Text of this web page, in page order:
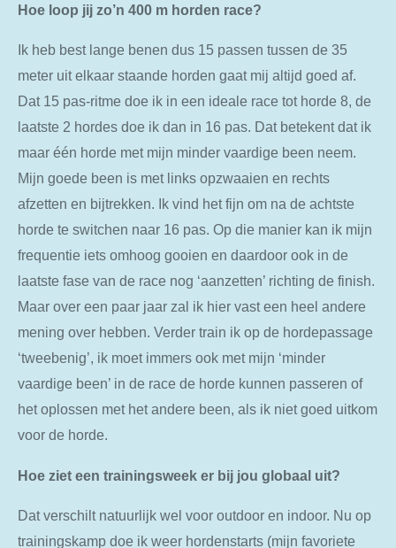
Hoe loop jij zo’n 400 m horden race?
Ik heb best lange benen dus 15 passen tussen de 35
meter uit elkaar staande horden gaat mij altijd goed af.
Dat 15 pas-ritme doe ik in een ideale race tot horde 8, de
laatste 2 hordes doe ik dan in 16 pas. Dat betekent dat ik
maar één horde met mijn minder vaardige been neem.
Mijn goede been is met links opzwaaien en rechts
afzetten en bijtrekken. Ik vind het fijn om na de achtste
horde te switchen naar 16 pas. Op die manier kan ik mijn
frequentie iets omhoog gooien en daardoor ook in de
laatste fase van de race nog ‘aanzetten’ richting de finish.
Maar over een paar jaar zal ik hier vast een heel andere
mening over hebben. Verder train ik op de hordepassage
‘tweebenig’, ik moet immers ook met mijn ‘minder
vaardige been’ in de race de horde kunnen passeren of
het oplossen met het andere been, als ik niet goed uitkom
voor de horde.
Hoe ziet een trainingsweek er bij jou globaal uit?
Dat verschilt natuurlijk wel voor outdoor en indoor. Nu op
trainingskamp doe ik weer hordenstarts (mijn favoriete